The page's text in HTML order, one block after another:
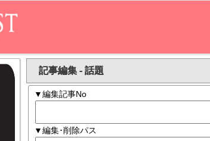
記事編集 - 話題
▼編集記事No
▼編集･削除パス